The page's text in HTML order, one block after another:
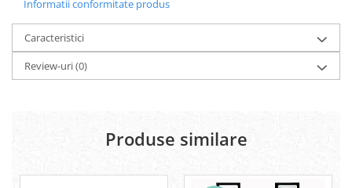
Informatii conformitate produs
Caracteristici
Review-uri(0)
Produse similare